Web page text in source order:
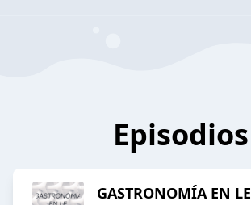
Episodios
GASTRONOMÍA EN LE